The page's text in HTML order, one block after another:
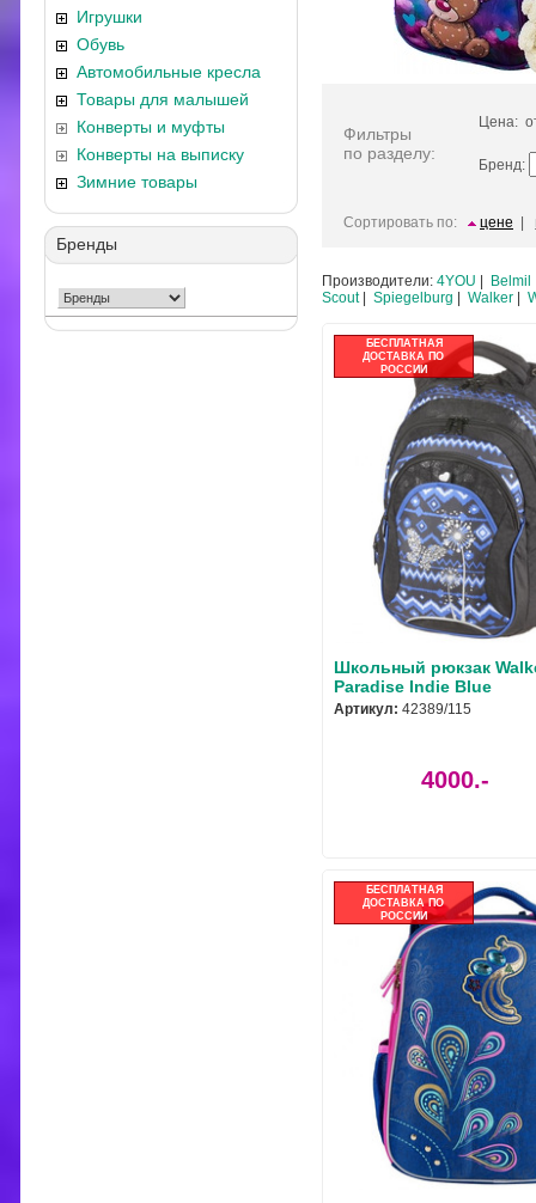
Игрушки
Обувь
Автомобильные кресла
Товары для малышей
Конверты и муфты
Конверты на выписку
Зимние товары
Бренды
Фильтры
по разделу:
Цена:
Бренд:
Сортировать по: цене
Производители: 4YOU Belmil
Scout| Spiegelburg Walker
БЕСПЛАТНАЯ
ДОСТАВКА ПО
РОССИИ
Школьный рюкзак
Paradise Indie Blue
Артикул: 42389/115
4000.-
БЕСПЛАТНАЯ
ДОСТАВКА ПО
РОССИИ